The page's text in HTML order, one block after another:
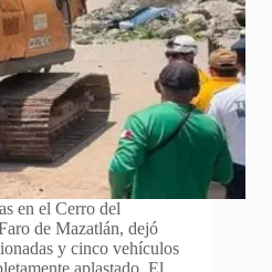
en el Cerro del
de Mazatlán, dejó
y cinco vehículos
aplastado. El